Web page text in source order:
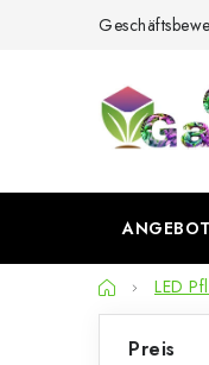
Startseite
LED
Preis